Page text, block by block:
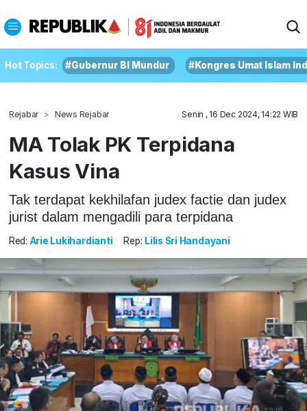
Hot Topics: #Gubernur BI Mundur #Kongres Umat Islam
Rejabar News Rejabar Senin , 16 Dec 2024, 14:22 WIB
MA Tolak PK Terpidana
Kasus Vina
Tak terdapat kekhilafan judex factie dan judex
jurist dalam mengadili para terpidana
Red: Arie Lukihardianti Rep: Lilis Sri Handayani